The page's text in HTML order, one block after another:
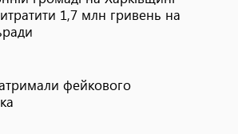
1,7 млн гривень на
фейкового